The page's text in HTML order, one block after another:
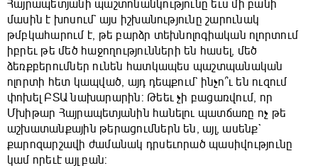
Հայրապետյանի պաշտոնանկությունը եւս մի բանի
մասին է խոսում` այս իշխանությունը շարունակ
թմբկահարում է, թե բարձր տեխնոլոգիական ոլորտում
իբրեւ թե մեծ հաջողությունների են հասել, մեծ
ձեռքբերումներ ունեն հատկապես պաշտպանական
ոլորտի հետ կապված, այդ դեպքում` ինչո՞ւ են ուզում
փոխել ԲՏԱ նախարարին: Թեեւ չի բացառվում, որ
Մխիթար Հայրապետյանին հանելու պատճառը ոչ թե
աշխատանքային թերացումներն են, այլ, ասենք`
քարոզարշավի ժամանակ դրսեւորած պասիվությունը
կամ որեւէ այլ բան: